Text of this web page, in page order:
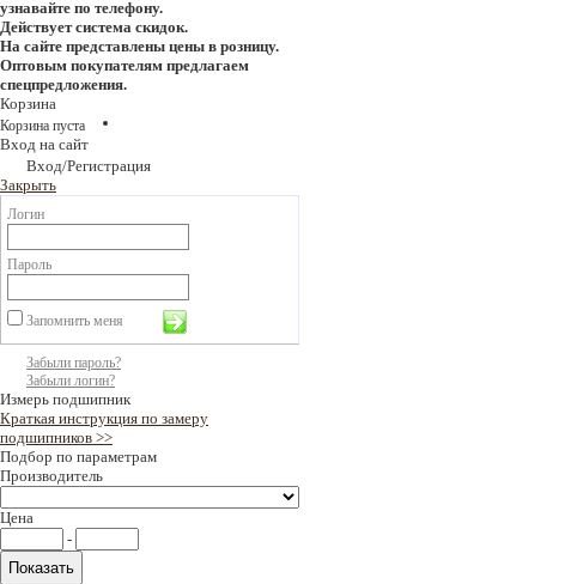
узнавайте по телефону.
Действует система скидок.
На сайте представлены цены в розницу.
Оптовым покупателям предлагаем
спецпредложения.
Корзина
Корзина пуста
Вход на сайт
Вход/Регистрация
Закрыть
Логин
Пароль
Запомнить меня
Забыли пароль?
Забыли логин?
Измерь подшипник
Краткая инструкция по замеру
подшипников >>
Подбор по параметрам
Производитель
Цена
-